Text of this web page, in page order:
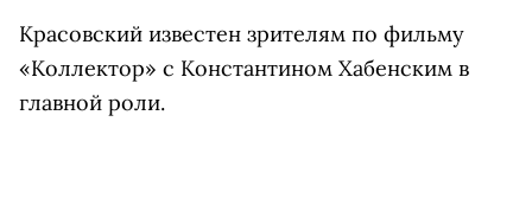
Красовский известен зрителям по фильму
«Коллектор» с Константином Хабенским в
главной роли.